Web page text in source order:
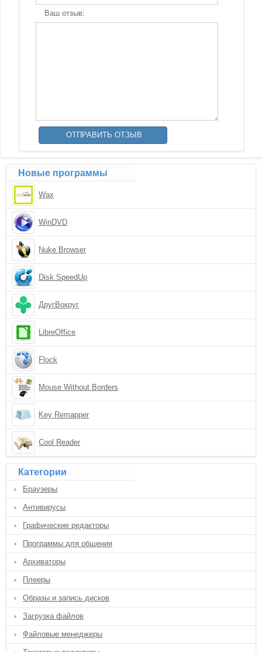
Ваш отзыв:
Новые программы
Wax
WinDVD
Nuke Browser
Disk SpeedUp
ДругВокруг
LibreOffice
Flock
Mouse Without Borders
Key Remapper
Cool Reader
Категории
Браузеры
Антивирусы
Графические редакторы
Программы для общения
Архиваторы
Плееры
Образы и запись дисков
Загрузка файлов
Файловые менеджеры